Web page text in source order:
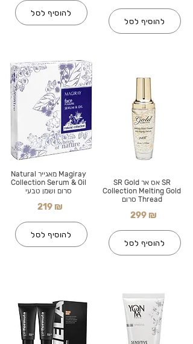
להוסיף לסל
Magiray מאגייר Natural
Collection Serum & Oil
סרום ושמן טבעי
219 ₪
להוסיף לסל
להוסיף לסל
SR אס אר SR Gold
Collection Melting Gold
Thread סרום
299 ₪
להוסיף לסל